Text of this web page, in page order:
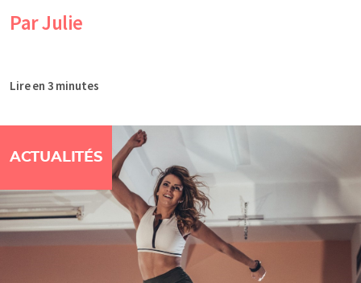
Par Julie
Lire en 3 minutes
ACTUALITÉS